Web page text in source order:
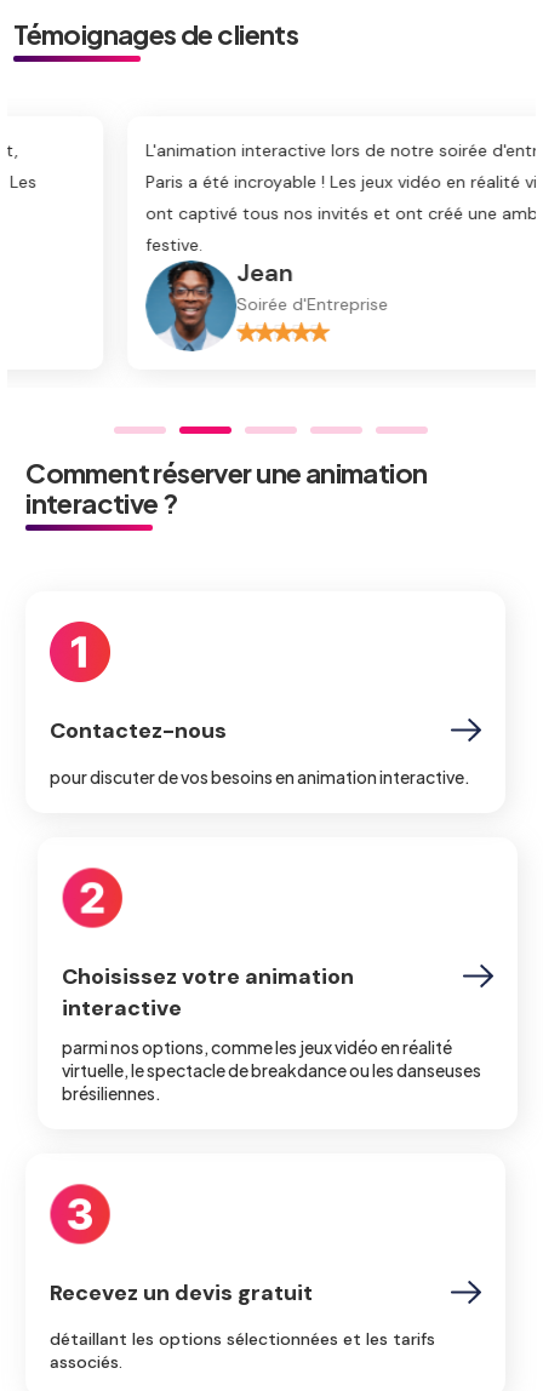
Témoignages de clients
Jean
Soirée d'Entreprise
L'animation interactive lors de notre soirée d'entreprise à
Paris a été incroyable ! Les jeux vidéo en réalité virtuelle
ont captivé tous nos invités et ont créé une ambiance
Comment réserver une animation
interactive ?
Contactez-nous
pour discuter de vos besoins en animation interactive.
Choisissez votre animation
interactive
parmi nos options, comme les jeux vidéo en réalité
virtuelle, le spectacle de breakdance ou les danseuses
brésiliennes.
Recevez un devis gratuit
détaillant les options sélectionnées et les tarifs
associés.